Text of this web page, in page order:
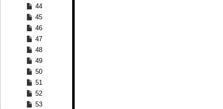
44
45
46
47
48
49
50
51
52
53